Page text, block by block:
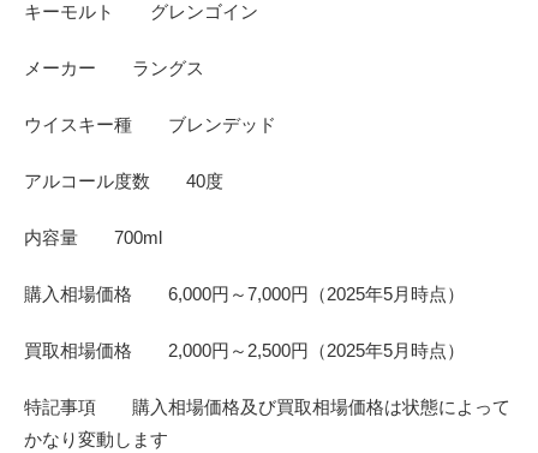
キーモルト グレンゴイン
メーカー ラングス
ウイスキー種 ブレンデッド
アルコール度数 40度
内容量 700ml
購入相場価格 6,000円～7,000円（2025年5月時点）
買取相場価格 2,000円～2,500円（2025年5月時点）
特記事項 購入相場価格及び買取相場価格は状態によって
かなり変動します